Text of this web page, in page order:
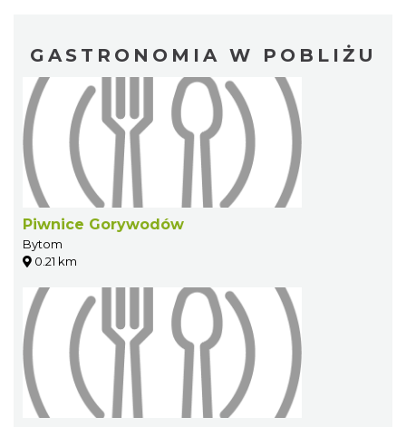
GASTRONOMIA W POBLIŻU
Piwnice Gorywodów
Bytom
0.21 km